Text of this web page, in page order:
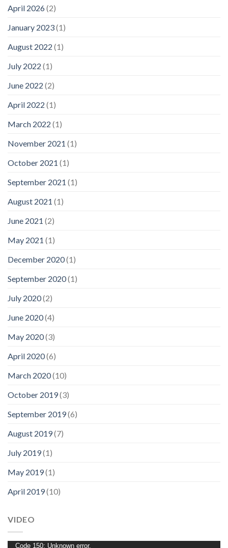
April 2026(2)
January 2023(1)
August 2022 (1)
July 2022 (1)
June 2022 (2)
April 2022 (1)
March 2022 (1)
November 2021 (1)
October 2021 (1)
September 2021 (1)
August 2021 (1)
June 2021 (2)
May 2021 (1)
December 2020(1)
September 2020(1)
July 2020(2)
June 2020(4)
May 2020(3)
April 2020(6)
March 2020(10)
October 2019(3)
September 2019(6)
August 2019(7)
July 2019(1)
May 2019(1)
April 2019(10)
VIDEO
Code 150: Unknown error.